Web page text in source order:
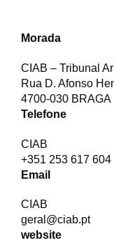
Morada
CIAB – Tribunal
Rua D. Afonso
4700-030 BRAGA
Telefone
CIAB
+351 253 617 604
Email
CIAB
geral@ciab.pt
website